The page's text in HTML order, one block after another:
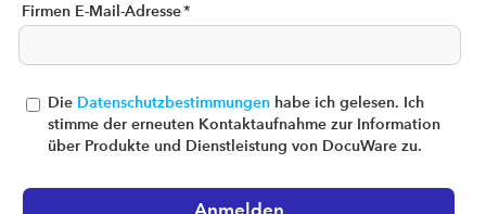
Firmen E-Mail-Adresse*
Die Datenschutzbestimmungen habe ich gelesen. Ich
stimme der erneuten Kontaktaufnahme zur Information
über Produkte und Dienstleistung von DocuWare zu.